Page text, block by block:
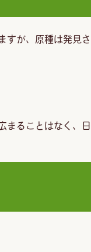
すが、原種は発見さ
まることはなく、日